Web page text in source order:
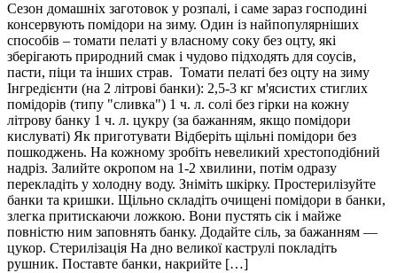
Сезон домашніх заготовок у розпалі, і саме зараз господині
консервують помідори на зиму. Один із найпопулярніших
способів – томати пелаті у власному соку без оцту, які
зберігають природний смак і чудово підходять для соусів,
пасти, піци та інших страв. Томати пелаті без оцту на зиму
Інгредієнти (на 2 літрові банки): 2,5-3 кг м'ясистих стиглих
помідорів (типу "сливка") 1 ч. л. солі без гірки на кожну
літрову банку 1 ч. л. цукру (за бажанням, якщо помідори
кислуваті) Як приготувати Відберіть щільні помідори без
пошкоджень. На кожному зробіть невеликий хрестоподібний
надріз. Залийте окропом на 1-2 хвилини, потім одразу
перекладіть у холодну воду. Зніміть шкірку. Простерилізуйте
банки та кришки. Щільно складіть очищені помідори в банки,
злегка притискаючи ложкою. Вони пустять сік і майже
повністю ним заповнять банку. Додайте сіль, за бажанням —
цукор. Стерилізація На дно великої каструлі покладіть
рушник. Поставте банки, накрийте […]